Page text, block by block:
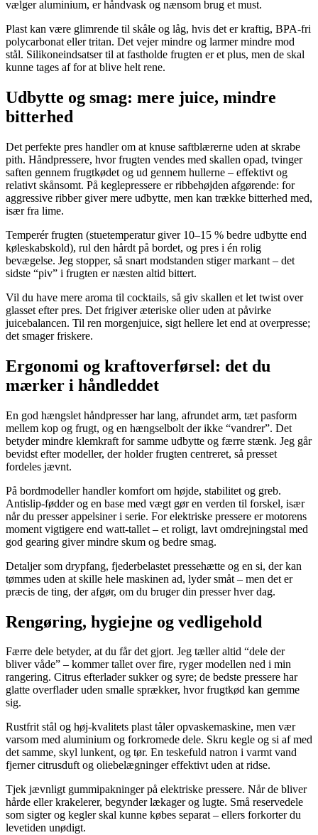
vælger aluminium, er håndvask og nænsom brug et must.
Plast kan være glimrende til skåle og låg, hvis det er kraftig, BPA-fri
polycarbonat eller tritan. Det vejer mindre og larmer mindre mod
stål. Silikoneindsatser til at fastholde frugten er et plus, men de skal
kunne tages af for at blive helt rene.
Udbytte og smag: mere juice, mindre
bitterhed
Det perfekte pres handler om at knuse saftblærerne uden at skrabe
pith. Håndpressere, hvor frugten vendes med skallen opad, tvinger
saften gennem frugtkødet og ud gennem hullerne – effektivt og
relativt skånsomt. På keglepressere er ribbehøjden afgørende: for
aggressive ribber giver mere udbytte, men kan trække bitterhed med,
især fra lime.
Temperér frugten (stuetemperatur giver 10–15 % bedre udbytte end
køleskabskold), rul den hårdt på bordet, og pres i én rolig
bevægelse. Jeg stopper, så snart modstanden stiger markant – det
sidste “piv” i frugten er næsten altid bittert.
Vil du have mere aroma til cocktails, så giv skallen et let twist over
glasset efter pres. Det frigiver æteriske olier uden at påvirke
juicebalancen. Til ren morgenjuice, sigt hellere let end at overpresse;
det smager friskere.
Ergonomi og kraftoverførsel: det du
mærker i håndleddet
En god hængslet håndpresser har lang, afrundet arm, tæt pasform
mellem kop og frugt, og en hængselbolt der ikke “vandrer”. Det
betyder mindre klemkraft for samme udbytte og færre stænk. Jeg går
bevidst efter modeller, der holder frugten centreret, så presset
fordeles jævnt.
På bordmodeller handler komfort om højde, stabilitet og greb.
Antislip-fødder og en base med vægt gør en verden til forskel, især
når du presser appelsiner i serie. For elektriske pressere er motorens
moment vigtigere end watt-tallet – et roligt, lavt omdrejningstal med
god gearing giver mindre skum og bedre smag.
Detaljer som drypfang, fjederbelastet pressehætte og en si, der kan
tømmes uden at skille hele maskinen ad, lyder småt – men det er
præcis de ting, der afgør, om du bruger din presser hver dag.
Rengøring, hygiejne og vedligehold
Færre dele betyder, at du får det gjort. Jeg tæller altid “dele der
bliver våde” – kommer tallet over fire, ryger modellen ned i min
rangering. Citrus efterlader sukker og syre; de bedste pressere har
glatte overflader uden smalle sprækker, hvor frugtkød kan gemme
sig.
Rustfrit stål og høj-kvalitets plast tåler opvaskemaskine, men vær
varsom med aluminium og forkromede dele. Skru kegle og si af med
det samme, skyl lunkent, og tør. En teskefuld natron i varmt vand
fjerner citrusduft og oliebelægninger effektivt uden at ridse.
Tjek jævnligt gummipakninger på elektriske pressere. Når de bliver
hårde eller krakelerer, begynder lækager og lugte. Små reservedele
som sigter og kegler skal kunne købes separat – ellers forkorter du
levetiden unødigt.